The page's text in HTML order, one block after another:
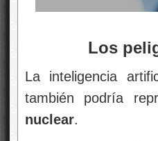
Los peligros
La inteligencia
también podría
nuclear.